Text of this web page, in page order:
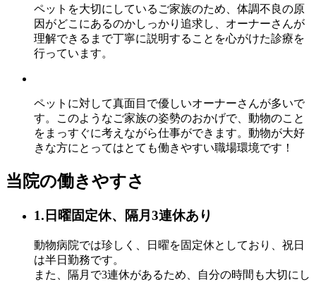
ペットを大切にしているご家族のため、体調不良の原
因がどこにあるのかしっかり追求し、オーナーさんが
理解できるまで丁寧に説明することを心がけた診療を
行っています。
ペットに対して真面目で優しいオーナーさんが多いで
す。このようなご家族の姿勢のおかげで、動物のこと
をまっすぐに考えながら仕事ができます。動物が大好
きな方にとってはとても働きやすい職場環境です！
当院の働きやすさ
1.日曜固定休、隔月3連休あり
動物病院では珍しく、日曜を固定休としており、祝日
は半日勤務です。
また、隔月で3連休があるため、自分の時間も大切にし